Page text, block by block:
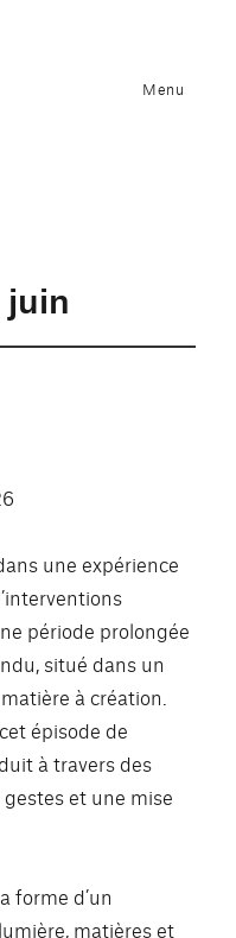
Menu
juin
une expérience
période prolongée
situé dans un
à création.
épisode de
à travers des
et une mise
forme d’un
matières et